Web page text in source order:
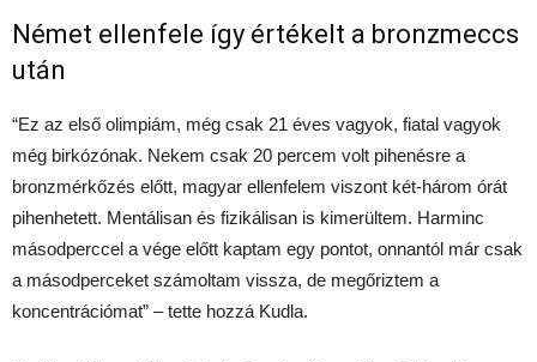
Német ellenfele így értékelt a bronzmeccs
után
“Ez az első olimpiám, még csak 21 éves vagyok, fiatal vagyok
még birkózónak. Nekem csak 20 percem volt pihenésre a
bronzmérkőzés előtt, magyar ellenfelem viszont két-három órát
pihenhetett. Mentálisan és fizikálisan is kimerültem. Harminc
másodperccel a vége előtt kaptam egy pontot, onnantól már csak
a másodperceket számoltam vissza, de megőriztem a
koncentrációmat” – tette hozzá Kudla.